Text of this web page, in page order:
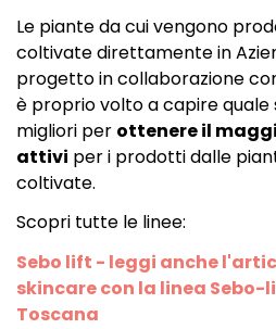
Le piante da cui vengono
coltivate direttamente in
progetto in collaborazione
è proprio volto a capire quale
migliori per ottenere il
attivi per i prodotti dalle
coltivate.
Scopri tutte le linee:
Sebo lift - leggi anche
skincare con la linea Sebo-
Toscana